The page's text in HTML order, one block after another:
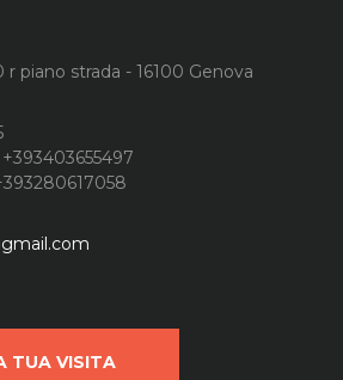
piano strada - 16100 Genova
TUA VISITA